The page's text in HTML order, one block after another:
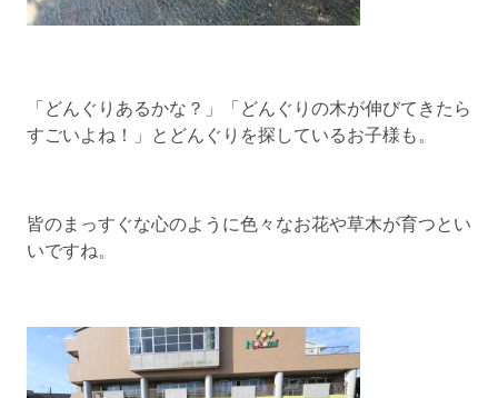
「どんぐりあるかな？」「どんぐりの木が伸びてきたら
すごいよね！」とどんぐりを探しているお子様も。
皆のまっすぐな心のように色々なお花や草木が育つとい
いですね。